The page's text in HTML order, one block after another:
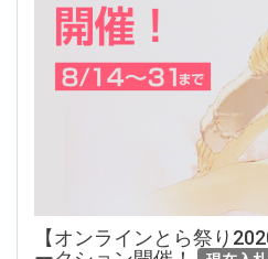
【オンラインとら祭り